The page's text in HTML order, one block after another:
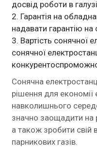
досвід роботи в
Гарантія на
надавати гарантію на
Вартість сонячної
сонячної
Сонячна
рішення для економії
навколишнього
значно заощадити на
а також зробити свій
парникових газів.